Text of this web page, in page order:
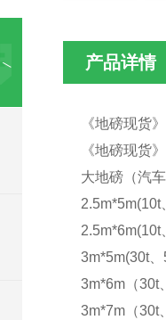
产品详情
《地磅现货
《地磅现货
大地磅（汽
2.5m*5m(10t
2.5m*6m(10t
3m*5m(30t、
3m*6m（30t
3m*7m（30t